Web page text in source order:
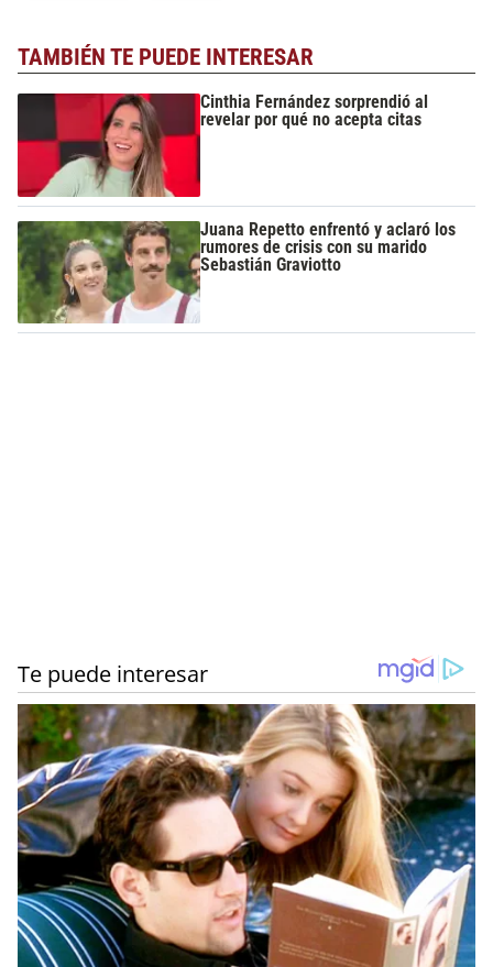
TAMBIÉN TE PUEDE INTERESAR
Cinthia Fernández sorprendió al
revelar por qué no acepta citas
Juana Repetto enfrentó y aclaró los
rumores de crisis con su marido
Sebastián Graviotto